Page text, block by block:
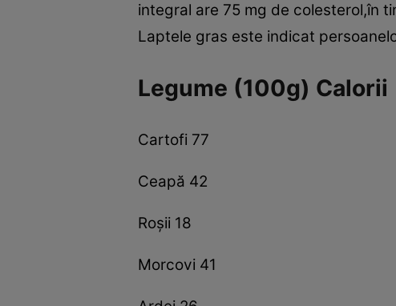
integral are 75 mg de colesterol,în
Laptele gras este indicat
Legume (100g) Calorii
Cartofi 77
Ceapă 42
Roşii 18
Morcovi 41